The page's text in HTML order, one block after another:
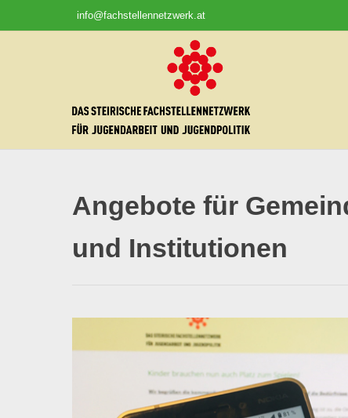
info@fachstellennetzwerk.at
Angebote für
und Institutionen